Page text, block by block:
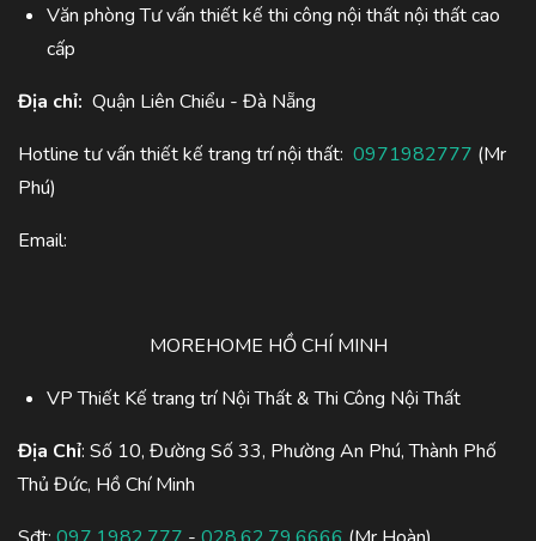
Văn phòng Tư vấn thiết kế thi công nội thất nội thất cao
cấp
Địa chỉ: Quận Liên Chiểu - Đà Nẵng
Hotline tư vấn thiết kế trang trí nội thất: 0971982777 (Mr
Phú)
Email:
MOREHOME HỒ CHÍ MINH
VP Thiết Kế trang trí Nội Thất & Thi Công Nội Thất
Địa Chỉ: Số 10, Đường Số 33, Phường An Phú, Thành Phố
Thủ Đức, Hồ Chí Minh